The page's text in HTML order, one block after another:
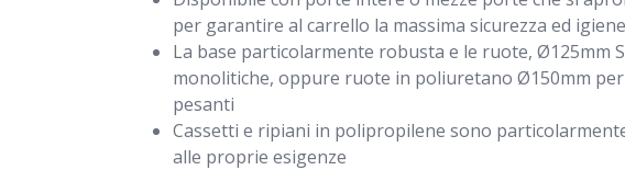
per garantire al carrello la massima sicurezza ed
La base particolarmente robusta e le ruote,
monolitiche, oppure ruote in poliuretano Ø150mm
pesanti
Cassetti e ripiani in polipropilene sono
alle proprie esigenze